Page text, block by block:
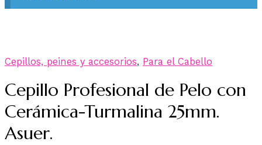
Cepillos, peines y accesorios, Para el Cabello
Cepillo Profesional de Pelo con
Cerámica-Turmalina 25mm.
Asuer.